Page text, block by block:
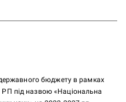
бюджету в рамках
РП під назвою «Національна